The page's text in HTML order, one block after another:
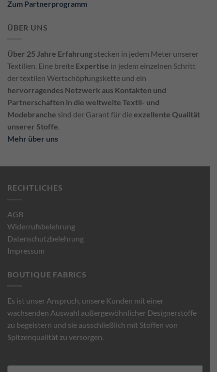
Zum Partnerprogramm
ÜBER UNS
Über 25 Jahre Erfahrung stecken in jedem Meter unserer
Textilien. Eine breite Expertise in jedem einzelnen Schritt
der textilen Wertschöpfungskette und ein
hervorragendes Netzwerk aus Kontakten und
Partnerschaften in die weltweite Textil- und
Modebranche sind der Garant für dieexzellente Qualität
unserer Stoffe.
Mehr über uns
RECHTLICHES
AGB
Widerrufsbelehrung
Datenschutzbelehrung
Impressum
BOUTIQUE FABRICS
Es ist unser Anspruch, unsere Kunden mit einer
wachsenden Auswahl außergewöhnlicher Designerstoffe
zu begeistern und sie ausschließlich mit Stoffen von
Spitzenqualität zu versorgen.